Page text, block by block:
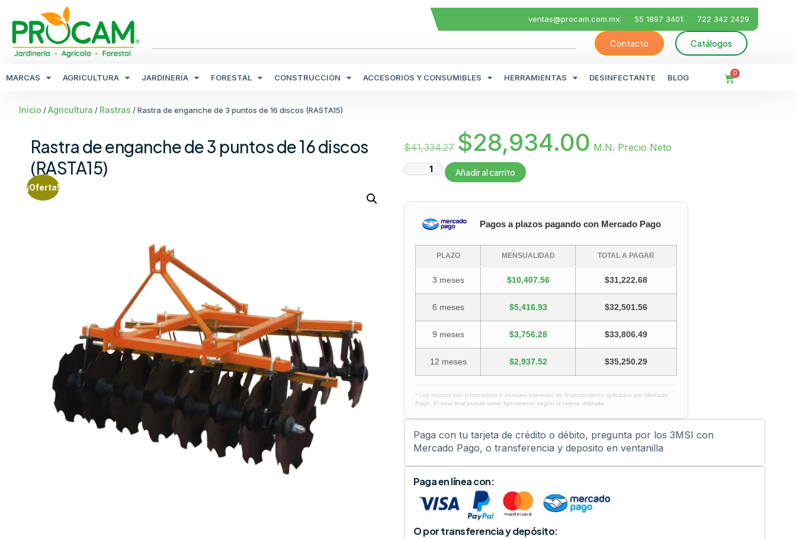
ventas@procam.com.mx 55 1897 3401 722 342 2429
Contacto Catálogos
MARCAS AGRICULTURA JARDINERÍA FORESTAL CONSTRUCCIÓN ACCESORIOS Y CONSUMIBLES HERRAMIENTAS DESINFECTANTE BLOG 0
Inicio /Agricultura / Rastras / Rastra de enganche de 3 puntos de 16 discos (RASTA15)
Rastra de enganche de 3 puntos de 16 discos
(RASTA15)
¡Oferta!
$41,334.27 $28,934.00 M.N. Precio Neto
Añadir al carrito
Pagos a plazos pagando con Mercado Pago
PLAZO MENSUALIDAD TOTAL A PAGAR
3 meses $10,407.56 $31,222.68
6 meses $5,416.93 $32,501.56
9 meses $3,756.28 $33,806.49
12 meses $2,937.52 $35,250.29
* Los montos son informativos e incluyen intereses de financiamiento aplicados por Mercado
Pago. El total final puede variar ligeramente según la tarjeta utilizada.
Paga con tu tarjeta de crédito o débito, pregunta por los 3MSI con
Mercado Pago, o transferencia y deposito en ventanilla
Paga en línea con:
O por transferencia y depósito: